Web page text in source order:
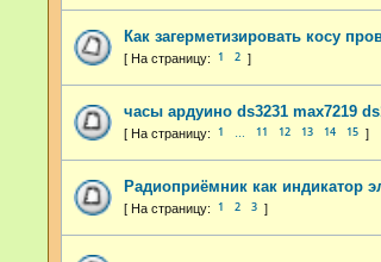
Как загерметизировать косу
1 2
часы ардуино ds3231 max7219
1 11 12 13 14 15
Радиоприёмник как индикатор
1 2 3